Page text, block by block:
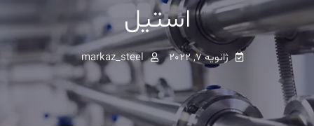
استیل
ژانویه 7, 2022 markaz_steel